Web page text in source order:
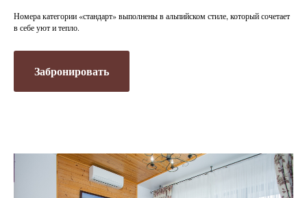
Номера категории «стандарт» выполнены в альпийском стиле, который сочетает
в себе уют и тепло.
Забронировать